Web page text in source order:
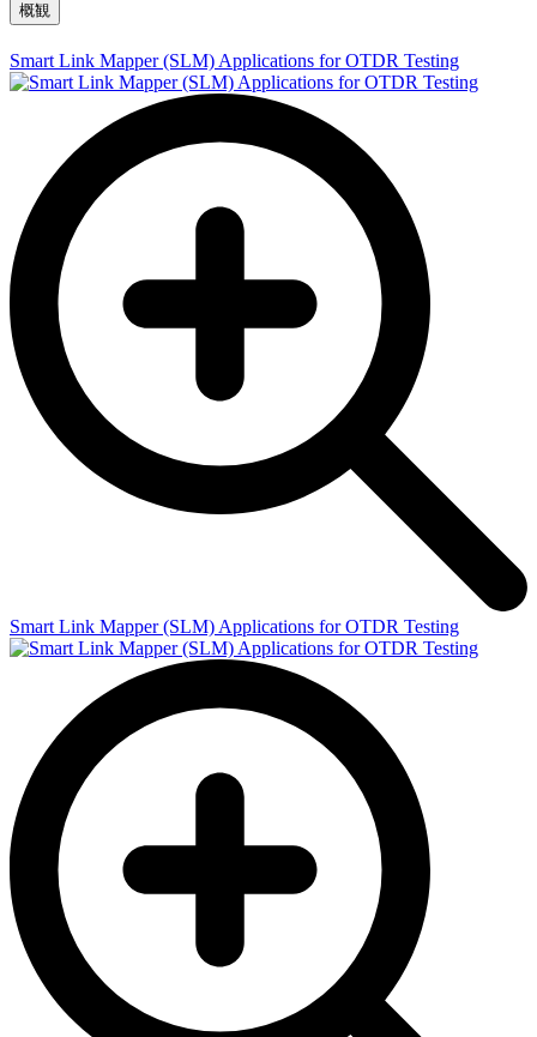
概観
Smart Link Mapper (SLM) Applications for OTDR Testing
Smart Link Mapper (SLM) Applications for OTDR Testing